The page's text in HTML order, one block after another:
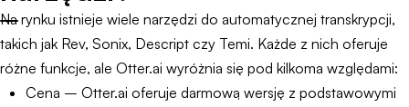
Na rynku istnieje wiele narzędzi do automatycznej transkrypcji,
takich jak Rev, Sonix, Descript czy Temi. Każde z nich oferuje
różne funkcje, ale Otter.ai wyróżnia się pod kilkoma względami:
Cena – Otter.ai oferuje darmową wersję z podstawowymi